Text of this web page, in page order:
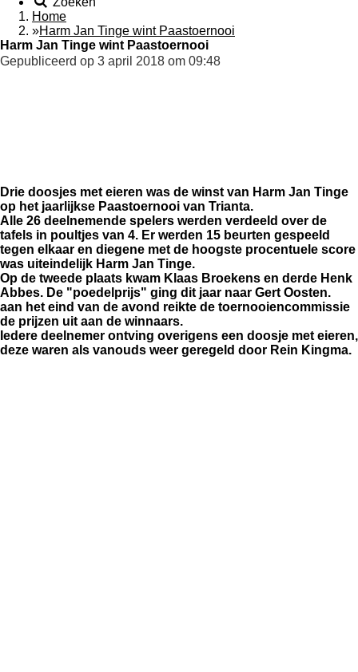
Home
»Harm Jan Tinge wint Paastoernooi
Harm Jan Tinge wint Paastoernooi
Gepubliceerd op 3 april 2018 om 09:48
Drie doosjes met eieren was de winst van Harm Jan Tinge
op het jaarlijkse Paastoernooi van Trianta.
Alle 26 deelnemende spelers werden verdeeld over de
tafels in poultjes van 4. Er werden 15 beurten gespeeld
tegen elkaar en diegene met de hoogste procentuele score
was uiteindelijk Harm Jan Tinge.
Op de tweede plaats kwam Klaas Broekens en derde Henk
Abbes. De "poedelprijs" ging dit jaar naar Gert Oosten.
aan het eind van de avond reikte de toernooiencommissie
de prijzen uit aan de winnaars.
Iedere deelnemer ontving overigens een doosje met eieren,
deze waren als vanouds weer geregeld door Rein Kingma.